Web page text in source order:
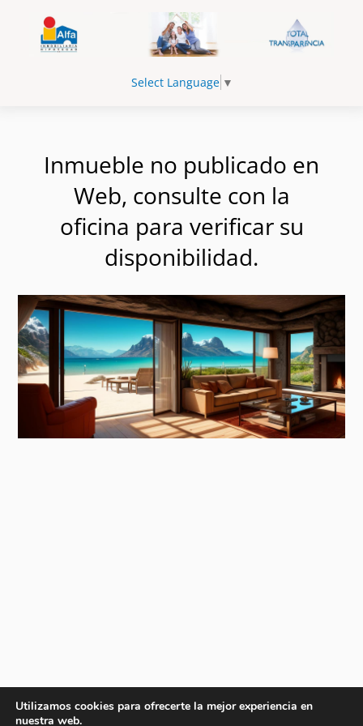
Select Language ▼
Inmueble no publicado en
Web, consulte con la
oficina para verificar su
disponibilidad.
Utilizamos cookies para ofrecerte la mejor experiencia en
nuestra web.